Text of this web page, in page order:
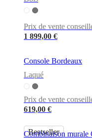
Prix de vente
1 899,00 €
Console Bordeaux
Laqué
Prix de vente
619,00 €
Bestseller
Combinaison murale